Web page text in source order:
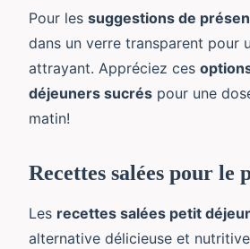
Pour les suggestions de
dans un verre transparent pour
attrayant. Appréciez ces
déjeuners sucrés pour une
matin!
Recettes salées pour le
Les recettes salées petit
alternative délicieuse et